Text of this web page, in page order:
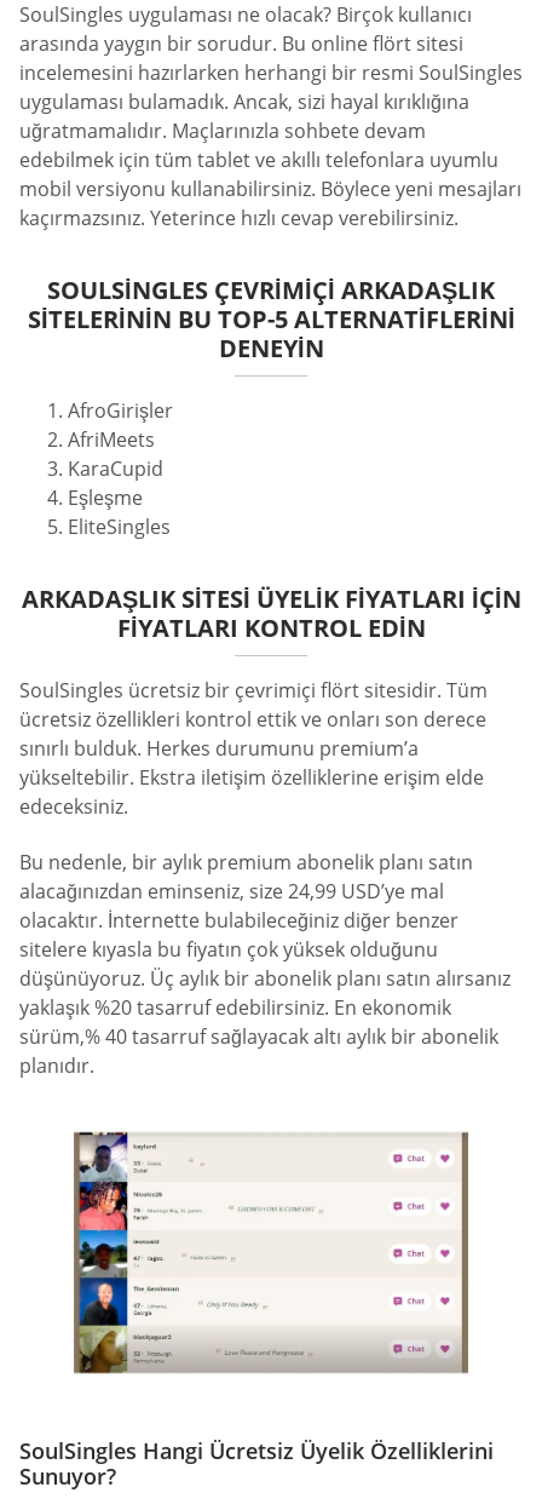
SoulSingles uygulaması ne olacak? Birçok kullanıcı
arasında yaygın bir sorudur. Bu online flört sitesi
incelemesini hazırlarken herhangi bir resmi SoulSingles
uygulaması bulamadık. Ancak, sizi hayal kırıklığına
uğratmamalıdır. Maçlarınızla sohbete devam
edebilmek için tüm tablet ve akıllı telefonlara uyumlu
mobil versiyonu kullanabilirsiniz. Böylece yeni mesajları
kaçırmazsınız. Yeterince hızlı cevap verebilirsiniz.
SOULSINGLES ÇEVRIMIÇI ARKADAŞLIK
SITELERININ BU TOP-5 ALTERNATIFLERINI
DENEYIN
AfroGirişler
AfriMeets
KaraCupid
Eşleşme
EliteSingles
ARKADAŞLIK SITESI ÜYELIK FIYATLARI İÇIN
FIYATLARI KONTROL EDIN
SoulSingles ücretsiz bir çevrimiçi flört sitesidir. Tüm
ücretsiz özellikleri kontrol ettik ve onları son derece
sınırlı bulduk. Herkes durumunu premium’a
yükseltebilir. Ekstra iletişim özelliklerine erişim elde
edeceksiniz.
Bu nedenle, bir aylık premium abonelik planı satın
alacağınızdan eminseniz, size 24,99 USD’ye mal
olacaktır. İnternette bulabileceğiniz diğer benzer
sitelere kıyasla bu fiyatın çok yüksek olduğunu
düşünüyoruz. Üç aylık bir abonelik planı satın alırsanız
yaklaşık %20 tasarruf edebilirsiniz. En ekonomik
sürüm,% 40 tasarruf sağlayacak altı aylık bir abonelik
planıdır.
SoulSingles Hangi Ücretsiz Üyelik Özelliklerini
Sunuyor?